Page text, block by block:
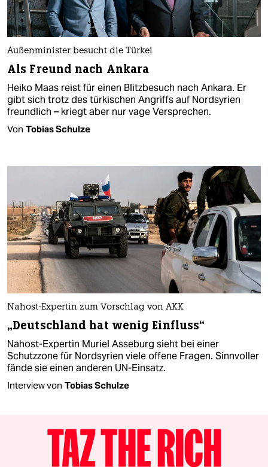
Außenminister besucht die Türkei
Als Freund nach Ankara
Heiko Maas reist für einen Blitzbesuch nach Ankara. Er
gibt sich trotz des türkischen Angriffs auf Nordsyrien
freundlich – kriegt aber nur vage Versprechen.
Von Tobias Schulze
Nahost-Expertin zum Vorschlag von AKK
„Deutschland hat wenig Einfluss“
Nahost-Expertin Muriel Asseburg sieht bei einer
Schutzzone für Nordsyrien viele offene Fragen. Sinnvoller
fände sie einen anderen UN-Einsatz.
Interview von Tobias Schulze